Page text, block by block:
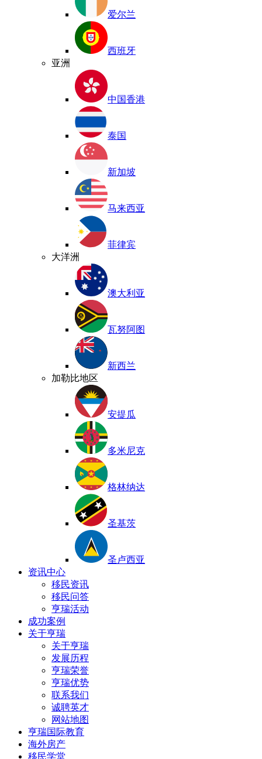
爱尔兰
西班牙
亚洲
中国香港
泰国
新加坡
马来西亚
菲律宾
大洋洲
澳大利亚
瓦努阿图
新西兰
加勒比地区
安提瓜
多米尼克
格林纳达
圣基茨
圣卢西亚
资讯中心
移民资讯
移民问答
亨瑞活动
成功案例
关于亨瑞
关于亨瑞
发展历程
亨瑞荣誉
亨瑞优势
联系我们
诚聘英才
网站地图
亨瑞国际教育
海外房产
移民学堂